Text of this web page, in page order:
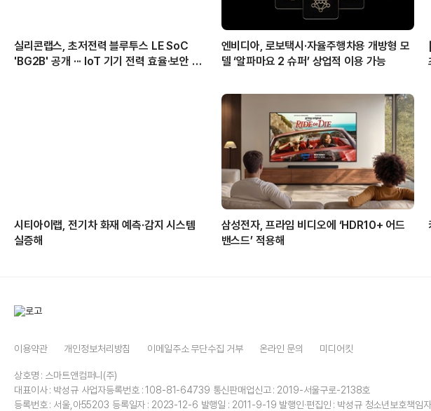
실리콘랩스, 초저전력 블루투스 LE SoC
'BG2B' 공개 ··· IoT 기기 전력 효율·보안 강
엔비디아, 로보택시·자율주행차용 개방형 모
델 ‘알파마요 2 슈퍼’ 상업적 이용 가능
시티아이랩, 전기차 화재 예측·감지 시스템
실증해
삼성전자, 프라임 비디오에 ‘HDR10+ 어드
밴스드’ 적용해
이용약관 개인정보처리방침 이메일주소 무단수집 거부 온라인 문의 미디어킷
상호명 : 스마트앤컴퍼니(주)
대표이사 : 박성규 사업자등록번호 : 108-81-64739 통신판매업신고 : 2019-서울구로-2138호
등록번호 : 서울,아55203 등록일자 : 2023-12-6 발행일 : 2011-9-19 발행인·편집인 : 박성규 청소년보호책임